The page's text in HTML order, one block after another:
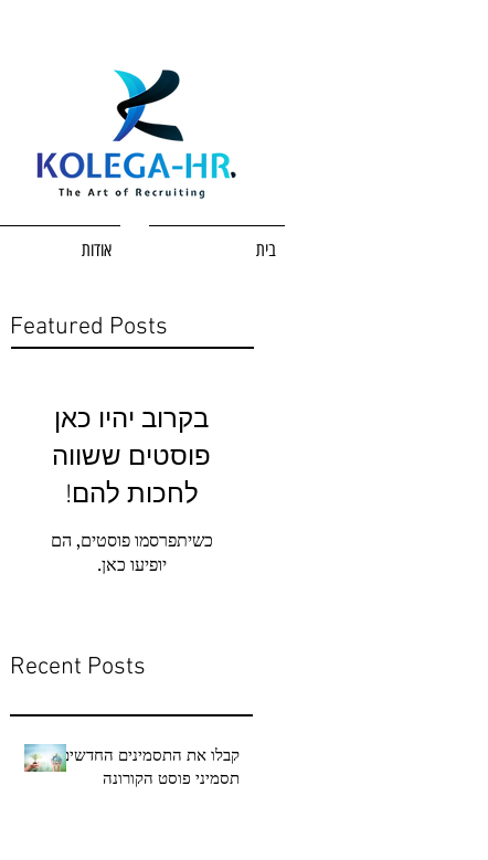
אודות בית
Featured Posts
בקרוב יהיו כאן
פוסטים ששווה
לחכות להם!
כשיתפרסמו פוסטים, הם
יופיעו כאן.
Recent Posts
קבלו את התסמינים החדשים:
תסמיני פוסט הקורונה